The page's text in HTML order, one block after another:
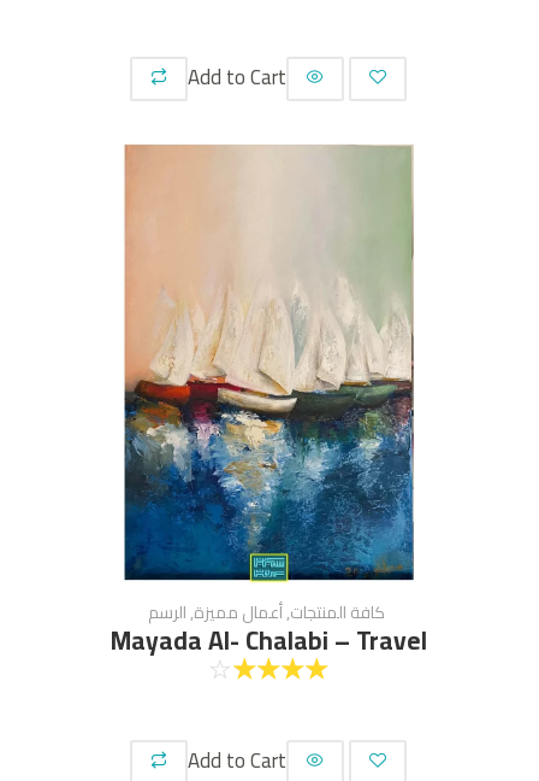
Add to Cart
كافة المنتجات,أعمال مميزة,الرسم
Mayada Al- Chalabi – Travel
☆
☆
☆
☆
☆
Add to Cart